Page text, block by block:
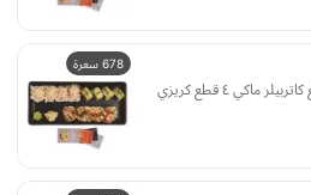
678 سعرة
٤ قطع دراجون سبيشال ماكي ٤ قطع كاتربيلر ماكي ٤ قطع كريزي